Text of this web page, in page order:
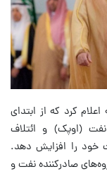
کرد که از ابتدای
نفت (اوپک) و ائتلاف
خود را افزایش دهد.
صادرکننده نفت و